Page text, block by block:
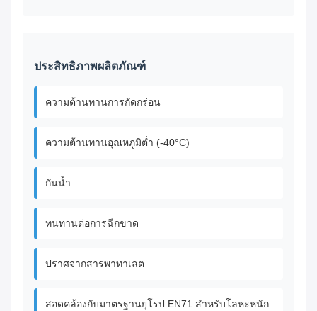
ประสิทธิภาพผลิตภัณฑ์
ความต้านทานการกัดกร่อน
ความต้านทานอุณหภูมิต่ำ (-40°C)
กันน้ำ
ทนทานต่อการฉีกขาด
ปราศจากสารพาทาเลต
สอดคล้องกับมาตรฐานยุโรป EN71 สำหรับโลหะหนัก